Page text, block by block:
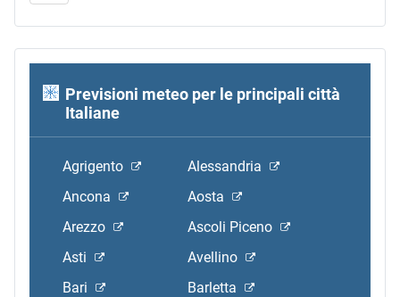
Previsioni meteo per le principali città
Italiane
Agrigento
Alessandria
Ancona
Aosta
Arezzo
Ascoli Piceno
Asti
Avellino
Bari
Barletta